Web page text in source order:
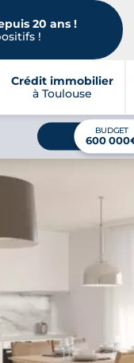
20 ans !
!
Crédit immobilier
à Toulouse
BUDGET
600